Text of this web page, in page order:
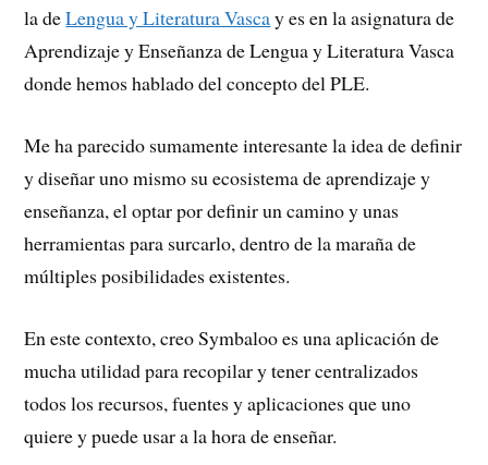
la deLengua y Literatura Vascay es en la asignatura de
Aprendizaje y Enseñanza de Lengua y Literatura Vasca
donde hemos hablado del concepto del PLE.
Me ha parecido sumamente interesante la idea de definir
y diseñar uno mismo su ecosistema de aprendizaje y
enseñanza, el optar por definir un camino y unas
herramientas para surcarlo, dentro de la maraña de
múltiples posibilidades existentes.
En este contexto, creo Symbaloo es una aplicación de
mucha utilidad para recopilar y tener centralizados
todos los recursos, fuentes y aplicaciones que uno
quiere y puede usar a la hora de enseñar.